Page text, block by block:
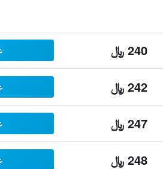
240 ﷼
242 ﷼
247 ﷼
248 ﷼